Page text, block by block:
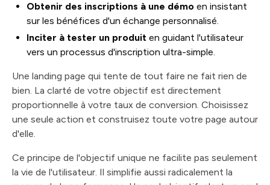
Obtenir des inscriptions à une démo en insistant
sur les bénéfices d'un échange personnalisé.
Inciter à tester un produit en guidant l'utilisateur
vers un processus d'inscription ultra-simple.
Une landing page qui tente de tout faire ne fait rien de
bien. La clarté de votre objectif est directement
proportionnelle à votre taux de conversion. Choisissez
une seule action et construisez toute votre page autour
d'elle.
Ce principe de l'objectif unique ne facilite pas seulement
la vie de l'utilisateur. Il simplifie aussi radicalement la